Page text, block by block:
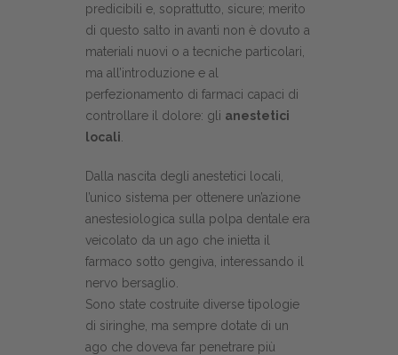
predicibili e, soprattutto, sicure; merito
di questo salto in avanti non è dovuto a
materiali nuovi o a tecniche particolari,
ma all’introduzione e al
perfezionamento di farmaci capaci di
controllare il dolore: gli anestetici
locali
Dalla nascita degli anestetici locali,
l’unico sistema per ottenere un’azione
anestesiologica sulla polpa dentale era
veicolato da un ago che inietta il
farmaco sotto gengiva, interessando il
nervo bersaglio.
Sono state costruite diverse tipologie
di siringhe, ma sempre dotate di un
ago che doveva far penetrare più